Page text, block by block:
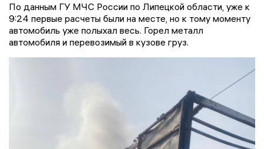
По данным ГУ МЧС России по Липецкой области, уже к
9:24 первые расчеты были на месте, но к тому моменту
автомобиль уже полыхал весь. Горел металл
автомобиля и перевозимый в кузове груз.